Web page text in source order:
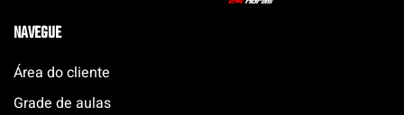
NAVEGUE
Área do cliente
Grade de aulas